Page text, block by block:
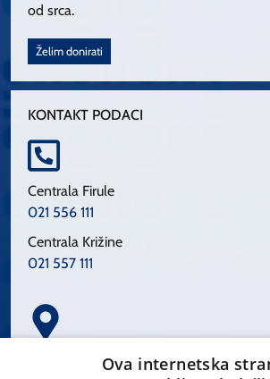
od srca.
Želim donirati
KONTAKT PODACI
Centrala Firule
021 556 111
Centrala Križine
021 557 111
Spinčićeva 1, 21000 Split
Ova internetska